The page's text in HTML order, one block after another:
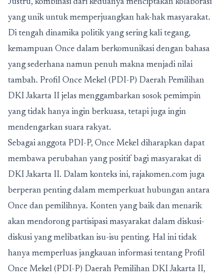
Justru, kombinasi dari keduanya menciptakan kolaborasi
yang unik untuk memperjuangkan hak-hak masyarakat.
Di tengah dinamika politik yang sering kali tegang,
kemampuan Once dalam berkomunikasi dengan bahasa
yang sederhana namun penuh makna menjadi nilai
tambah. Profil Once Mekel (PDI-P) Daerah Pemilihan
DKI Jakarta II jelas menggambarkan sosok pemimpin
yang tidak hanya ingin berkuasa, tetapi juga ingin
mendengarkan suara rakyat.
Sebagai anggota PDI-P, Once Mekel diharapkan dapat
membawa perubahan yang positif bagi masyarakat di
DKI Jakarta II. Dalam konteks ini, rajakomen.com juga
berperan penting dalam memperkuat hubungan antara
Once dan pemilihnya. Konten yang baik dan menarik
akan mendorong partisipasi masyarakat dalam diskusi-
diskusi yang melibatkan isu-isu penting. Hal ini tidak
hanya memperluas jangkauan informasi tentang Profil
Once Mekel (PDI-P) Daerah Pemilihan DKI Jakarta II,